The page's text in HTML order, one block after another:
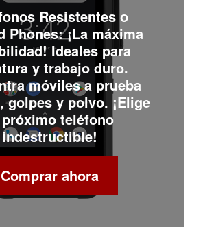
Resistentes o
Phones: ¡La máxima
Ideales para
y trabajo duro.
móviles a prueba
golpes y polvo. ¡Elige
teléfono
indestructible!
Comprar ahora